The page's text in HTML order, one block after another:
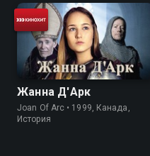
Жанна Д'Арк
Joan Of Arc • 1999, Канада,
История